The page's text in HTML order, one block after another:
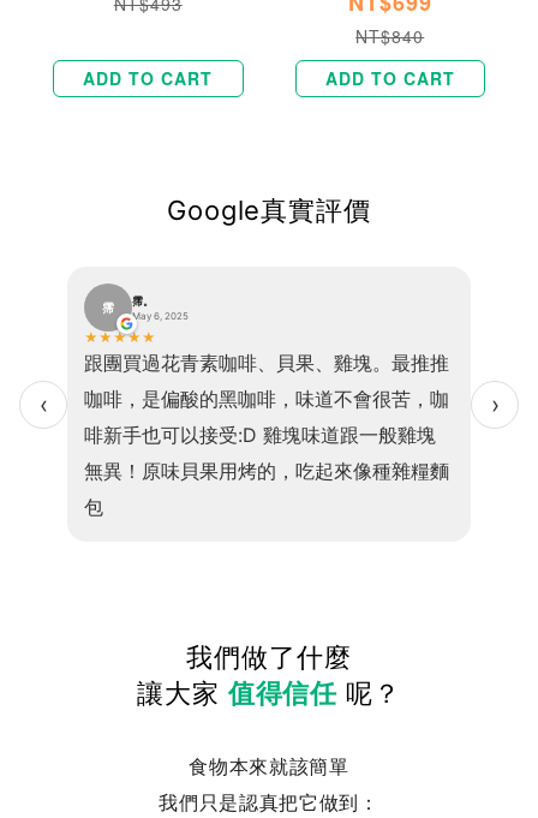
ADD TO CART
NT$840
ADD TO CART
Google真實評價
‹
且吃
是高
霈 霈。
May 6, 2025
★ ★ ★★ ★
跟團買過花青素咖啡、貝果、雞塊。最推推
咖啡，是偏酸的黑咖啡，味道不會很苦，咖
啡新手也可以接受:D 雞塊味道跟一般雞塊
無異！原味貝果用烤的，吃起來像種雜糧麵
包
乎1
小孩
›
我們做了什麼
讓大家值得信任 呢？
食物本來就該簡單
我們只是認真把它做到：